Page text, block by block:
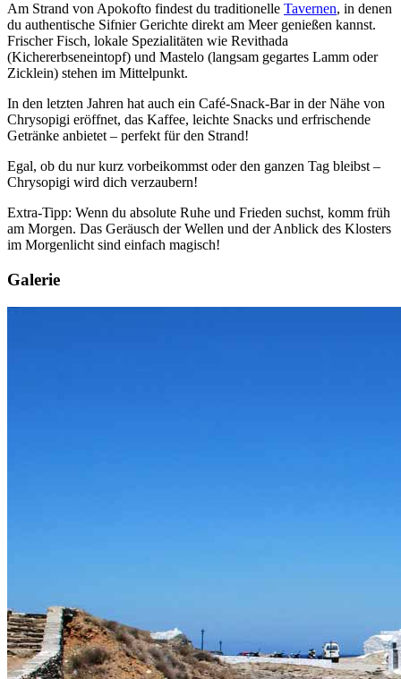
Am Strand von Apokofto findest du traditionelle Tavernen, in denen
du authentische Sifnier Gerichte direkt am Meer genießen kannst.
Frischer Fisch, lokale Spezialitäten wie Revithada
(Kichererbseneintopf) und Mastelo (langsam gegartes Lamm oder
Zicklein) stehen im Mittelpunkt.
In den letzten Jahren hat auch ein Café-Snack-Bar in der Nähe von
Chrysopigi eröffnet, das Kaffee, leichte Snacks und erfrischende
Getränke anbietet – perfekt für den Strand!
Egal, ob du nur kurz vorbeikommst oder den ganzen Tag bleibst –
Chrysopigi wird dich verzaubern!
Extra-Tipp: Wenn du absolute Ruhe und Frieden suchst, komm früh
am Morgen. Das Geräusch der Wellen und der Anblick des Klosters
im Morgenlicht sind einfach magisch!
Galerie